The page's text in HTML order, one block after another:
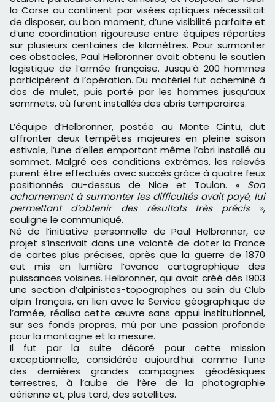
la Corse au continent par visées optiques nécessitait
de disposer, au bon moment, d’une visibilité parfaite et
d’une coordination rigoureuse entre équipes réparties
sur plusieurs centaines de kilomètres. Pour surmonter
ces obstacles, Paul Helbronner avait obtenu le soutien
logistique de l’armée française. Jusqu’à 200 hommes
participèrent à l’opération. Du matériel fut acheminé à
dos de mulet, puis porté par les hommes jusqu’aux
sommets, où furent installés des abris temporaires.
L’équipe d’Helbronner, postée au Monte Cintu, dut
affronter deux tempêtes majeures en pleine saison
estivale, l’une d’elles emportant même l’abri installé au
sommet. Malgré ces conditions extrêmes, les relevés
purent être effectués avec succès grâce à quatre feux
positionnés au-dessus de Nice et Toulon. « Son
acharnement à surmonter les difficultés avait payé, lui
permettant d’obtenir des résultats très précis »,
souligne le communiqué.
Né de l’initiative personnelle de Paul Helbronner, ce
projet s’inscrivait dans une volonté de doter la France
de cartes plus précises, après que la guerre de 1870
eut mis en lumière l’avance cartographique des
puissances voisines. Helbronner, qui avait créé dès 1903
une section d’alpinistes-topographes au sein du Club
alpin français, en lien avec le Service géographique de
l’armée, réalisa cette œuvre sans appui institutionnel,
sur ses fonds propres, mû par une passion profonde
pour la montagne et la mesure.
Il fut par la suite décoré pour cette mission
exceptionnelle, considérée aujourd’hui comme l’une
des dernières grandes campagnes géodésiques
terrestres, à l’aube de l’ère de la photographie
aérienne et, plus tard, des satellites.